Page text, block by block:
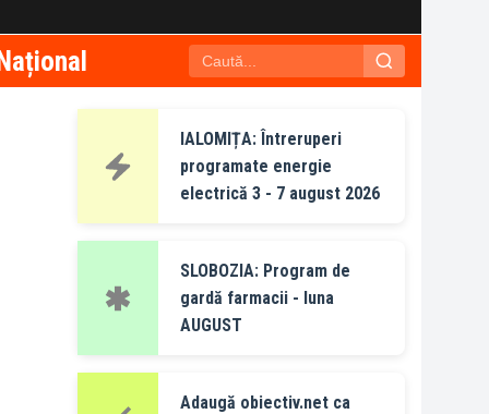
IALOMIȚA: Întreruperi
programate energie
electrică 3 - 7 august 2026
SLOBOZIA: Program de
gardă farmacii - luna
AUGUST
Adaugă obiectiv.net ca